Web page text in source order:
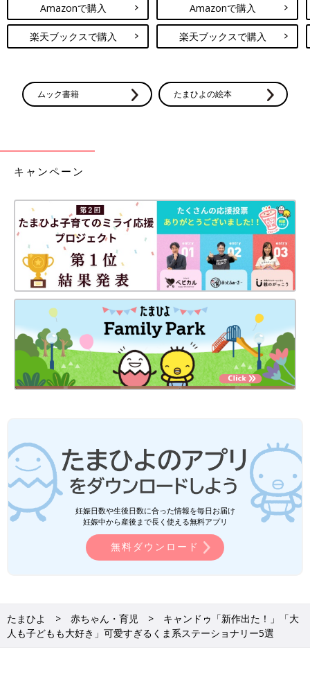
Amazonで購入
楽天ブックスで購入
Amazonで購入
楽天ブックスで購入
ムック書籍 たまひよの絵本
キャンペーン
妊娠日数や生後日数に合った情報を毎日お届け
妊娠中から産後まで長く使える無料アプリ
無料ダウンロード
たまひよ 赤ちゃん・育児
キャンドゥ「新作出た！」「大
人も子どもも大好き」可愛すぎるくま系ステーショナリー5選